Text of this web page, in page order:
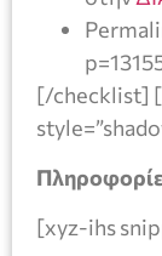
[/checklist]
[xyz-ihs